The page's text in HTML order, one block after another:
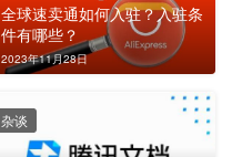
全球速卖通如何入驻？入驻条
件有哪些？
2023年11月28日
杂谈